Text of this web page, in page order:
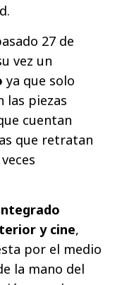
27 de
vez un
ya que solo
piezas
cuentan
que retratan
y cine,
por el medio
la mano del